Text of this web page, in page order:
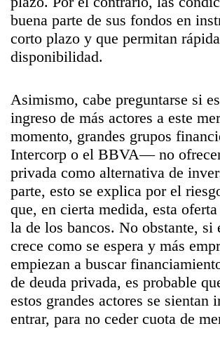
buena parte de sus fondos en
corto plazo y que permitan rápida
disponibilidad.
Asimismo, cabe preguntarse si
ingreso de más actores a este
momento, grandes grupos
Intercorp o el BBVA— no
privada como alternativa de
parte, esto se explica por el
que, en cierta medida, esta
la de los bancos. No obstante, si
crece como se espera y más
empiezan a buscar
de deuda privada, es probable
estos grandes actores se sientan
entrar, para no ceder cuota de